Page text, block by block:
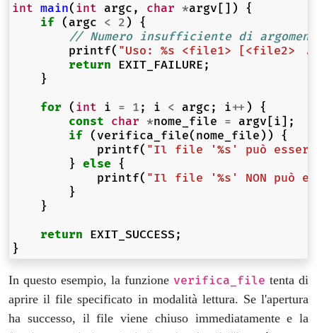
int main( int argc , char *argv [])
{
if ( argc < 2 )
{
// Numero insufficiente di
printf( "Uso: %s <file1> [<file2>
return EXIT_FAILURE ;
}
for ( int i = 1 ; i < argc ; i++ )
{
const char *nome_file = argv [i];
if ( verifica_file( nome_file ))
{
printf( "Il file '%s' può
} else {
printf( "Il file '%s' NON può
}
}
return EXIT_SUCCESS ;
}
In questo esempio, la funzione verifica_file tenta di
aprire il file specificato in modalità lettura. Se l'apertura
ha successo, il file viene chiuso immediatamente e la